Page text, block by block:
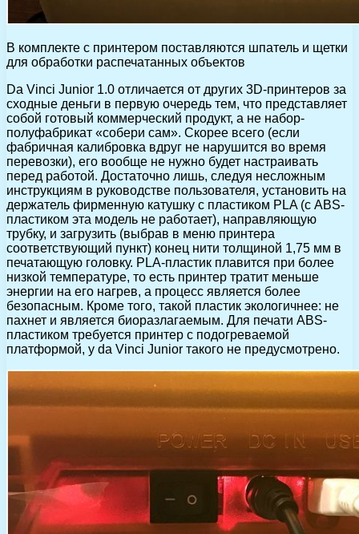
В комплекте с принтером поставляются шпатель и щетки
для обработки распечатанных объектов
Da Vinci Junior 1.0 отличается от других 3D-принтеров за
сходные деньги в первую очередь тем, что представляет
собой готовый коммерческий продукт, а не набор-
полуфабрикат «собери сам». Скорее всего (если
фабричная калибровка вдруг не нарушится во время
перевозки), его вообще не нужно будет настраивать
перед работой. Достаточно лишь, следуя несложным
инструкциям в руководстве пользователя, установить на
держатель фирменную катушку с пластиком PLA (с ABS-
пластиком эта модель не работает), направляющую
трубку, и загрузить (выбрав в меню принтера
соответствующий пункт) конец нити толщиной 1,75 мм в
печатающую головку. PLA-пластик плавится при более
низкой температуре, то есть принтер тратит меньше
энергии на его нагрев, а процесс является более
безопасным. Кроме того, такой пластик экологичнее: не
пахнет и является биоразлагаемым. Для печати ABS-
пластиком требуется принтер с подогреваемой
платформой, у da Vinci Junior такого не предусмотрено.